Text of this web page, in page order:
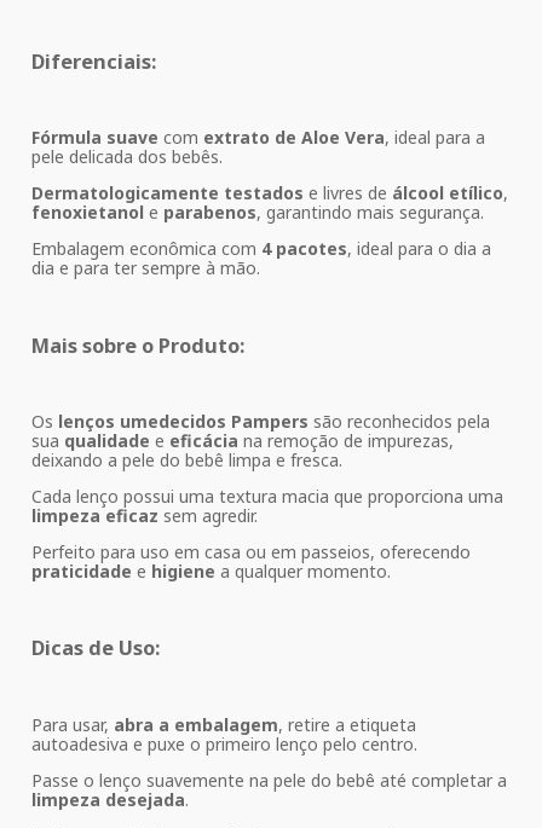
Diferenciais:
Fórmula suave com extrato de Aloe Vera, ideal para a
pele delicada dos bebês.
Dermatologicamente testados e livres de álcool etílico,
fenoxietanol e parabenos, garantindo mais segurança.
Embalagem econômica com 4 pacotes, ideal para o dia a
dia e para ter sempre à mão.
Mais sobre o Produto:
Os lenços umedecidos Pampers são reconhecidos pela
sua qualidade e eficácia na remoção de impurezas,
deixando a pele do bebê limpa e fresca.
Cada lenço possui uma textura macia que proporciona uma
limpeza eficaz sem agredir.
Perfeito para uso em casa ou em passeios, oferecendo
praticidade e higiene a qualquer momento.
Dicas de Uso:
Para usar, abra a embalagem, retire a etiqueta
autoadesiva e puxe o primeiro lenço pelo centro.
Passe o lenço suavemente na pele do bebê até completar a
limpeza desejada.